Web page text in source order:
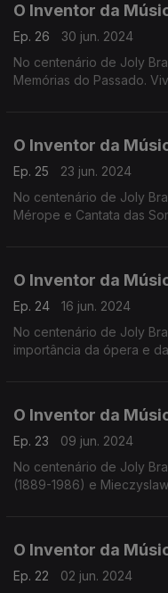
O Inventor da
Ep. 26
30 jun. 2024
No centenário de Joly
Memórias do Passado.
O Inventor da
Ep. 25
23 jun. 2024
No centenário de Joly
Mérope e Cantata das
O Inventor da
Ep. 24
16 jun. 2024
No centenário de Joly
importância da ópera e
O Inventor da
Ep. 23
09 jun. 2024
No centenário de Joly
(1889-1986) e
O Inventor da
Ep. 22
02 jun. 2024